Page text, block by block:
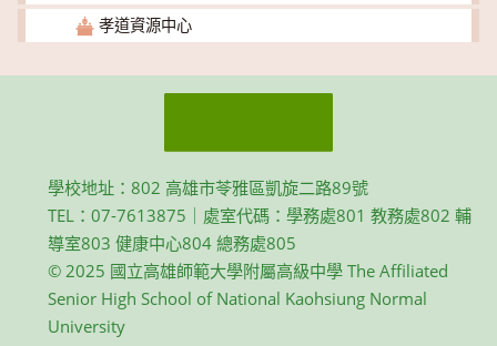
孝道資源中心
學校地址：802 高雄市苓雅區凱旋二路89號
TEL：07-7613875｜處室代碼：學務處801 教務處802 輔
導室803 健康中心804 總務處805
© 2025 國立高雄師範大學附屬高級中學 The Affiliated
Senior High School of National Kaohsiung Normal
University